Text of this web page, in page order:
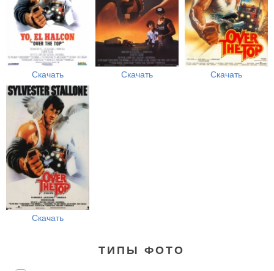
Скачать Скачать Скачать
Скачать
ТИПЫ ФОТО